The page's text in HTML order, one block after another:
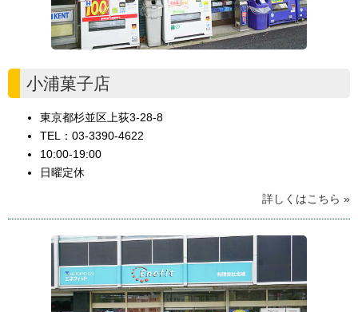
小浦菓子店
東京都杉並区上荻3-28-8
TEL：03-3390-4622
10:00-19:00
日曜定休
詳しくはこちら »